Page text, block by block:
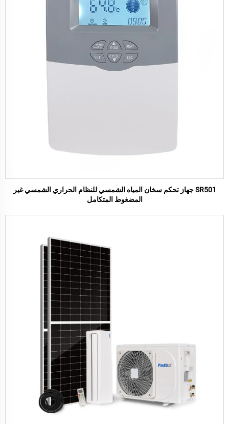
SR501 جهاز تحكم سخان المياه الشمسي للنظام الحراري الشمسي غير
المضغوط المتكامل